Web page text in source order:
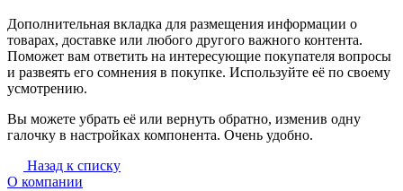
Дополнительная вкладка для размещения информации о
товарах, доставке или любого другого важного контента.
Поможет вам ответить на интересующие покупателя вопросы
и развеять его сомнения в покупке. Используйте её по своему
усмотрению.
Вы можете убрать её или вернуть обратно, изменив одну
галочку в настройках компонента. Очень удобно.
Назад к списку
О компании